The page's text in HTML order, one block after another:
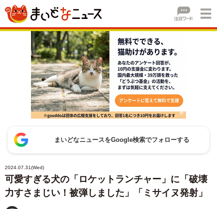
まいどなニュースをGoogle検索でフォローする
2024.07.31(Wed)
可愛すぎる犬の「ロケットランチャー」に「破壊
力すさまじい！被弾しました」「ミサイヌ発射」